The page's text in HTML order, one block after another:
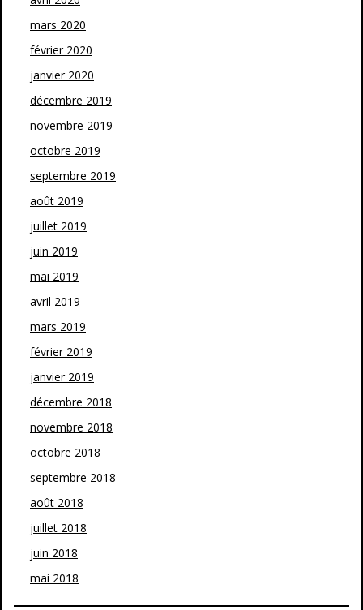
mars 2020
février 2020
janvier 2020
décembre 2019
novembre 2019
octobre 2019
septembre 2019
août 2019
juillet 2019
juin 2019
mai 2019
avril 2019
mars 2019
février 2019
janvier 2019
décembre 2018
novembre 2018
octobre 2018
septembre 2018
août 2018
juillet 2018
juin 2018
mai 2018